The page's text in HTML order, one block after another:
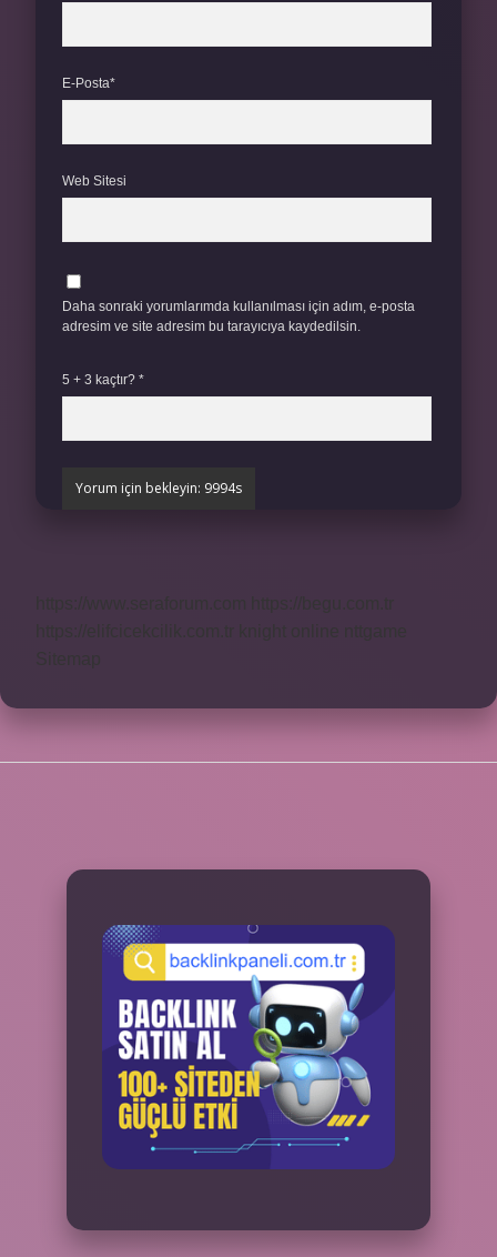
E-Posta*
Web Sitesi
Daha sonraki yorumlarımda kullanılması için adım, e-posta
adresim ve site adresim bu tarayıcıya kaydedilsin.
5 + 3 kaçtır? *